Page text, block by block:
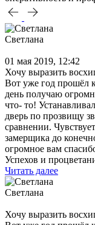
Светлана
01 мая 2019, 12:42
Хочу выразить
Вот уже год прошёл
день получаю
что- то!
дверь по прозвищу
сравнении.
замерщика до
огромное вам
Успехов и
Читать далее
Светлана
Хочу выразить